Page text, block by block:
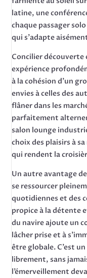
latine, une
chaque passager
qui s’adapte
Concilier
expérience
à la cohésion d’un
envies à celles des
flâner dans les
parfaitement
salon lounge
choix des plaisirs à
qui rendent la
Un autre avantage
se ressourcer
quotidiennes et des
propice à la détente
du navire ajoute un
lâcher prise et à
être globale. C’est
librement, sans
l’émerveillement